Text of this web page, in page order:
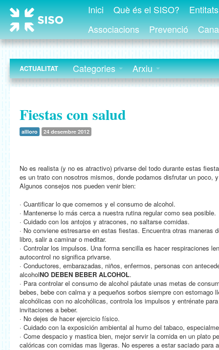
Inici Què és el SISO?
Associacions
Prevenció
ACTUALITAT Categories Arxiu
Fiestas con salud
allloro 24 desembre 2012
No es realista (y no es atractivo) privarse del todo durante estas
es un trato con nosotros mismos, donde podamos disfrutar un poco,
Algunos consejos nos pueden venir bien:
· Cuantificar lo que comemos y el consumo de alcohol.
· Mantenerse lo más cerca a nuestra rutina regular como sea posible.
· Cuidado con los antojos y atracones, no saltarse comidas.
· No conviene estresarse en estas fiestas. Encuentra otras maneras
libro, salir a caminar o meditar.
· Controlar los impulsos. Una forma sencilla es hacer respiraciones
autocontrol no significa privarse.
· Conductores, embarazadas, niños, enfermos, personas con
alcoholNO DEBEN BEBER ALCOHOL.
· Para controlar el consumo de alcohol páutate unas metas de
bebes, bebe con calma y a pequeños sorbos siempre con estomago
alcohólicas con no alcohólicas, controla los impulsos y entrénate para
invitaciones a beber.
· No dejes de hacer ejercicio físico.
· Cuidado con la exposición ambiental al humo del tabaco,
· Come despacio y mastica bien, mejor servir la comida en un plato
calóricas con comidas mas ligeras. No esperes a estar saciado para